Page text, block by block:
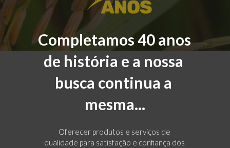
Completamos 40 anos
de história e a nossa
busca continua a
mesma...
Oferecer produtos e serviços de
qualidade para satisfação e confiança dos